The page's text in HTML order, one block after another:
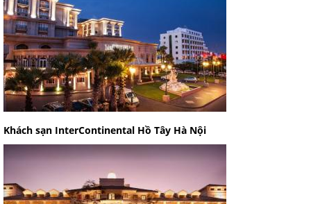
Khách sạn InterContinental Hồ Tây Hà Nội